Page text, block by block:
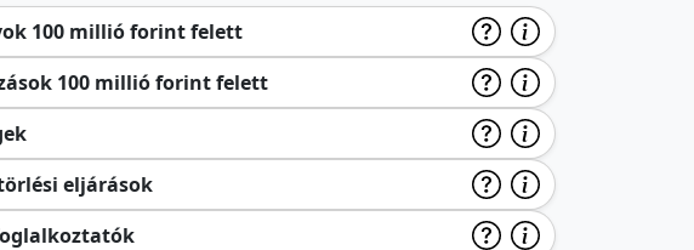
100 millió forint felett
100 millió forint felett
eljárások